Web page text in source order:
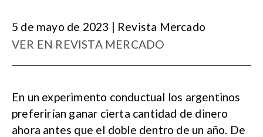
5 de mayo de 2023 | Revista Mercado
VER EN REVISTA MERCADO
En un experimento conductual los argentinos
preferirían ganar cierta cantidad de dinero
ahora antes que el doble dentro de un año. De